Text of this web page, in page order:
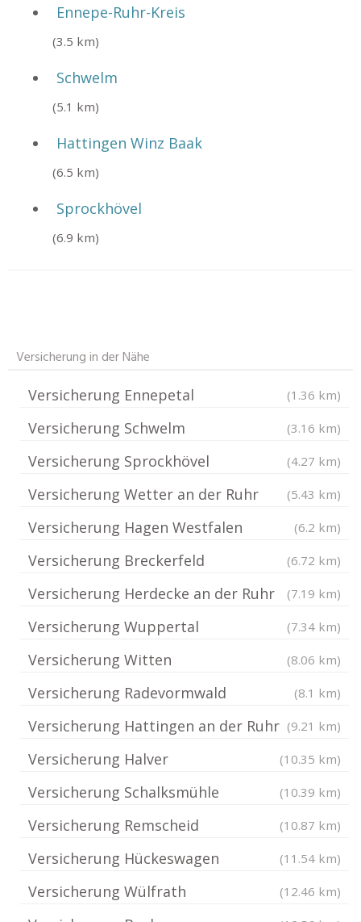
Ennepe-Ruhr-Kreis
(3.5 km)
Schwelm
(5.1 km)
Hattingen Winz Baak
(6.5 km)
Sprockhövel
(6.9 km)
Versicherung in der Nähe
Versicherung Ennepetal (1.36 km)
Versicherung Schwelm (3.16 km)
Versicherung Sprockhövel (4.27 km)
Versicherung Wetter an der Ruhr (5.43 km)
Versicherung Hagen Westfalen (6.2 km)
Versicherung Breckerfeld (6.72 km)
Versicherung Herdecke an der Ruhr (7.19 km)
Versicherung Wuppertal (7.34 km)
Versicherung Witten (8.06 km)
Versicherung Radevormwald (8.1 km)
Versicherung Hattingen an der Ruhr (9.21 km)
Versicherung Halver (10.35 km)
Versicherung Schalksmühle (10.39 km)
Versicherung Remscheid (10.87 km)
Versicherung Hückeswagen (11.54 km)
Versicherung Wülfrath (12.46 km)